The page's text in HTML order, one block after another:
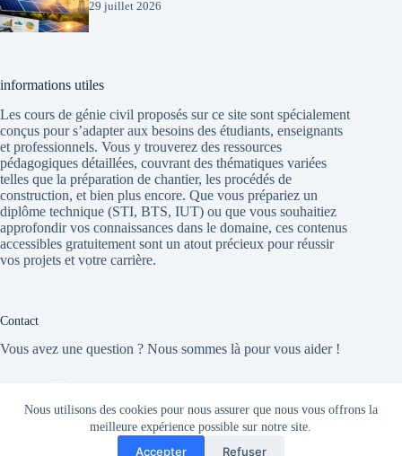
Nous utilisons des cookies pour nous assurer que nous vous offrons la
meilleure expérience possible sur notre site.
Accepter Refuser
29 juillet 2026
informations utiles
Les cours de génie civil proposés sur ce site sont spécialement
conçus pour s’adapter aux besoins des étudiants, enseignants
et professionnels. Vous y trouverez des ressources
pédagogiques détaillées, couvrant des thématiques variées
telles que la préparation de chantier, les procédés de
construction, et bien plus encore. Que vous prépariez un
diplôme technique (STI, BTS, IUT) ou que vous souhaitiez
approfondir vos connaissances dans le domaine, ces contenus
accessibles gratuitement sont un atout précieux pour réussir
vos projets et votre carrière.
Contact
Vous avez une question ? Nous sommes là pour vous aider !
cours-genie-civil.com
Email: